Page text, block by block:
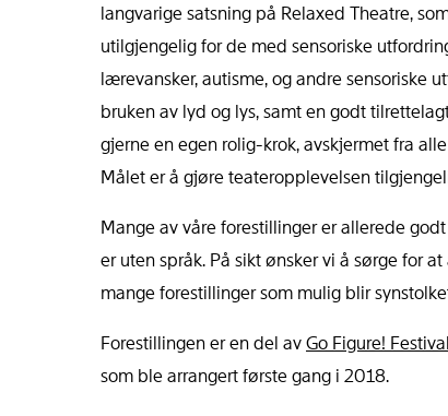
langvarige satsning på Relaxed Theatre,
utilgjengelig for de med sensoriske
lærevansker, autisme, og andre sensoriske
bruken av lyd og lys, samt en godt
gjerne en egen rolig-krok, avskjermet fra
Målet er å gjøre teateropplevelsen
Mange av våre forestillinger er allerede
er uten språk. På sikt ønsker vi å sørge for
mange forestillinger som mulig blir
Forestillingen er en del avGo Figure!
som ble arrangert første gang i 2018.